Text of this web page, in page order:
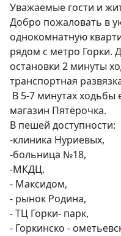
Уважаемые гости и
Добро пожаловать в
однокомнатную
рядом с метро Горки.
остановки 2 минуты
транспортная
магазин Пятёрочка.
В пешей доступности:
-клиника Нуриевых,
-больница №18,
-МКДЦ,
- Максидом,
- рынок Родина,
- ТЦ Горки- парк,
- Горкинско -